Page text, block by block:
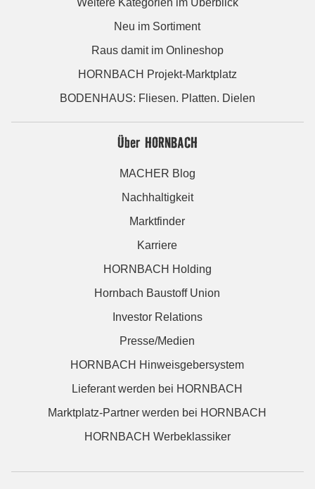
Weitere Kategorien im Überblick
Neu im Sortiment
Raus damit im Onlineshop
HORNBACH Projekt-Marktplatz
BODENHAUS: Fliesen. Platten. Dielen
Über HORNBACH
MACHER Blog
Nachhaltigkeit
Marktfinder
Karriere
HORNBACH Holding
Hornbach Baustoff Union
Investor Relations
Presse/Medien
HORNBACH Hinweisgebersystem
Lieferant werden bei HORNBACH
Marktplatz-Partner werden bei HORNBACH
HORNBACH Werbeklassiker